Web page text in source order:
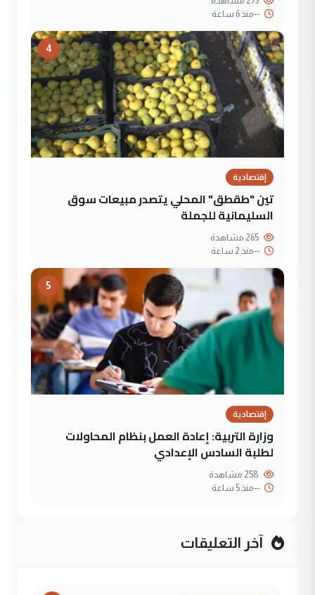
--منذ 6 ساعة
4
إقتصادية
تين "طقطق" المحلي يتصدر مبيعات سوق
السليمانية للجملة
--منذ 2 ساعة
5
إقتصادية
وزارة التربية: إعادة العمل بنظام المحاولات
لطلبة السادس الإعدادي
--منذ 5 ساعة
آخر التعليقات